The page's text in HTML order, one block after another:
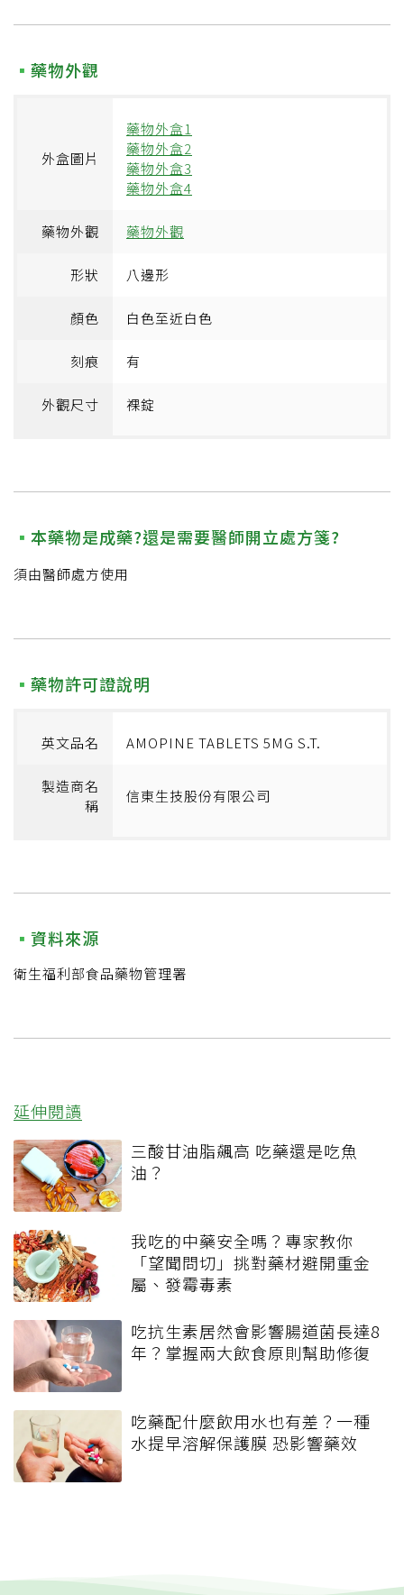
藥物外觀
外盒圖片
藥物外盒1
藥物外盒2
藥物外盒3
藥物外盒4
藥物外觀 藥物外觀
形狀 八邊形
顏色 白色至近白色
刻痕 有
外觀尺寸 裸錠
本藥物是成藥?還是需要醫師開立處方箋?
須由醫師處方使用
藥物許可證說明
英文品名 AMOPINE TABLETS 5MG S.T.
製造商名
稱
信東生技股份有限公司
資料來源
衛生福利部食品藥物管理署
延伸閱讀
三酸甘油脂飆高 吃藥還是吃魚
油？
我吃的中藥安全嗎？專家教你
「望聞問切」挑對藥材避開重金
屬、發霉毒素
吃抗生素居然會影響腸道菌長達8
年？掌握兩大飲食原則幫助修復
吃藥配什麼飲用水也有差？一種
水提早溶解保護膜 恐影響藥效